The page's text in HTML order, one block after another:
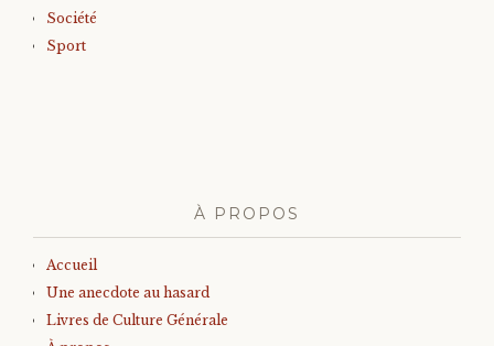
Société
Sport
À PROPOS
Accueil
Une anecdote au hasard
Livres de Culture Générale